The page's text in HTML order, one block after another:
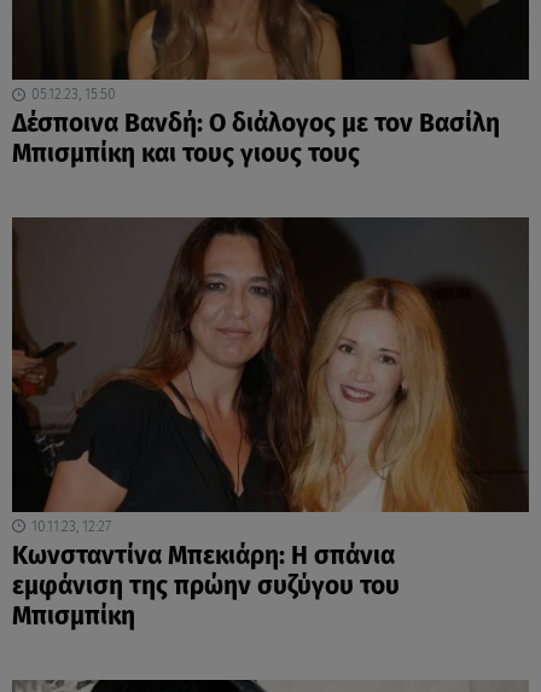
05.12.23, 15:50
Δέσποινα Βανδή: Ο διάλογος με τον Βασίλη
Μπισμπίκη και τους γιους τους
10.11.23, 12:27
Κωνσταντίνα Μπεκιάρη: Η σπάνια
εμφάνιση της πρώην συζύγου του
Μπισμπίκη